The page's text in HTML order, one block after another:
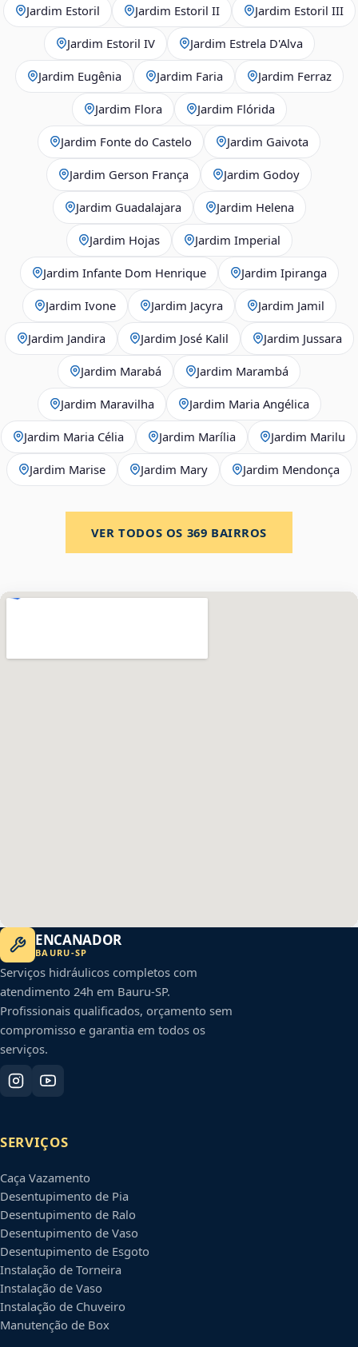
Jardim Estoril Jardim Estoril II Jardim Estoril III
Jardim Estoril IV Jardim Estrela D'Alva
Jardim Eugênia Jardim Faria Jardim Ferraz
Jardim Flora Jardim Flórida
Jardim Fonte do Castelo Jardim Gaivota
Jardim Gerson França Jardim Godoy
Jardim Guadalajara Jardim Helena
Jardim Hojas Jardim Imperial
Jardim Infante Dom Henrique Jardim Ipiranga
Jardim Ivone Jardim Jacyra Jardim Jamil
Jardim Jandira Jardim José Kalil Jardim Jussara
Jardim Marabá Jardim Marambá
Jardim Maravilha Jardim Maria Angélica
Jardim Maria Célia Jardim Marília Jardim Marilu
Jardim Marise Jardim Mary Jardim Mendonça
VER TODOS OS 369 BAIRROS
ENCANADOR
BAURU-SP
Serviços hidráulicos completos com
atendimento 24h em Bauru-SP.
Profissionais qualificados, orçamento sem
compromisso e garantia em todos os
serviços.
SERVIÇOS
Caça Vazamento
Desentupimento de Pia
Desentupimento de Ralo
Desentupimento de Vaso
Desentupimento de Esgoto
Instalação de Torneira
Instalação de Vaso
Instalação de Chuveiro
Manutenção de Box